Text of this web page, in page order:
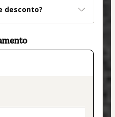
desconto?